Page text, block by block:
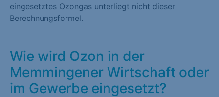
eingesetztes Ozongas unterliegt nicht dieser
Berechnungsformel.
Wie wird Ozon in der
Memmingener Wirtschaft oder
im Gewerbe eingesetzt?